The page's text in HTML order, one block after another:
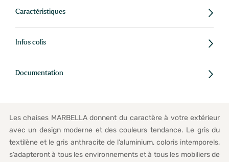
Caractéristiques
Infos colis
Documentation
Les chaises MARBELLA donnent du caractère à votre extérieur
avec un design moderne et des couleurs tendance. Le gris du
textilène et le gris anthracite de l’aluminium, coloris intemporels,
s’adapteront à tous les environnements et à tous les mobiliers de